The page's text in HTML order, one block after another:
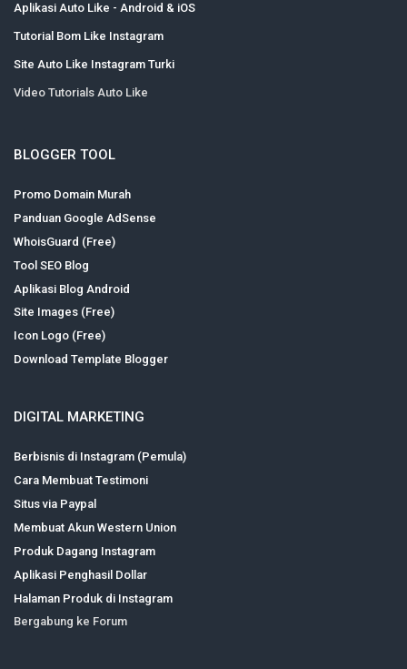
Aplikasi Auto Like - Android & iOS
Tutorial Bom Like Instagram
Site Auto Like Instagram Turki
Video Tutorials Auto Like
BLOGGER TOOL
Promo Domain Murah
Panduan Google AdSense
WhoisGuard (Free)
Tool SEO Blog
Aplikasi Blog Android
Site Images (Free)
Icon Logo (Free)
Download Template Blogger
DIGITAL MARKETING
Berbisnis di Instagram (Pemula)
Cara Membuat Testimoni
Situs via Paypal
Membuat Akun Western Union
Produk Dagang Instagram
Aplikasi Penghasil Dollar
Halaman Produk di Instagram
Bergabung ke Forum